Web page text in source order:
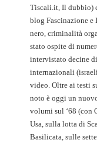
Tiscali.it, Il dubbio)
blog Fascinazione e
nero, criminalità
stato ospite di
intervistato decine
internazionali
video. Oltre ai testi
noto è oggi un
volumi sul ‘68 (con
Usa, sulla lotta di
Basilicata, sulle